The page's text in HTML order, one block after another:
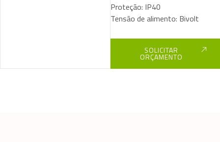
Proteção: IP40
Tensão de alimento: Bivolt
SOLICITAR
ORÇAMENTO